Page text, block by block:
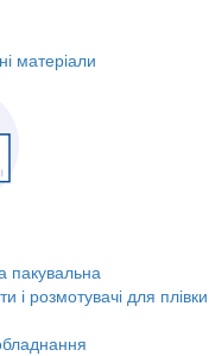
матеріали
пакувальна
і розмотувачі для плівки